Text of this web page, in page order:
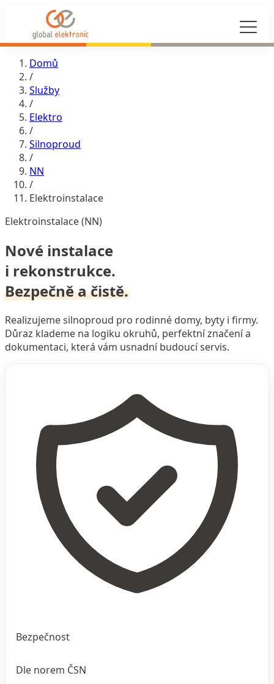
Domů
/
Služby
/
Elektro
/
Silnoproud
/
NN
/
Elektroinstalace
Elektroinstalace (NN)
Nové instalace
i rekonstrukce.
Bezpečně a čistě.
Realizujeme silnoproud pro rodinné domy, byty i firmy.
Důraz klademe na logiku okruhů, perfektní značení a
dokumentaci, která vám usnadní budoucí servis.
Bezpečnost
Dle norem ČSN